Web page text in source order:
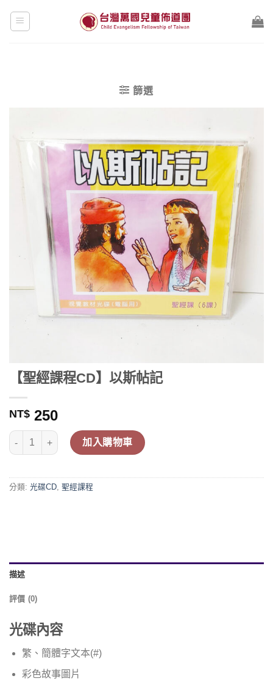
篩選
【聖經課程CD】以斯帖記
NT$ 250
【聖經課程CD】以斯帖記 數量
加入購物車
分類: 光碟CD 聖經課程
描述
評價 (0)
光碟內容
繁、簡體字文本(#)
彩色故事圖片